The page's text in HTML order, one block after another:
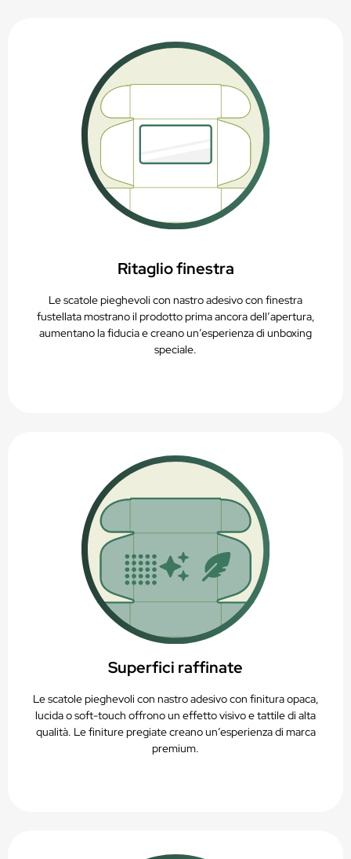
Ritaglio finestra
Le scatole pieghevoli con nastro adesivo con finestra
fustellata mostrano il prodotto prima ancora dell’apertura,
aumentano la fiducia e creano un’esperienza di unboxing
speciale.
Superfici raffinate
Le scatole pieghevoli con nastro adesivo con finitura opaca,
lucida o soft-touch offrono un effetto visivo e tattile di alta
qualità. Le finiture pregiate creano un’esperienza di marca
premium.